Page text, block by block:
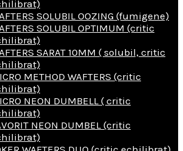
SOLUBIL OOZING (fumigene)
SOLUBIL OPTIMUM (critic
SARAT 10MM ( solubil, critic
METHOD WAFTERS (critic
NEON DUMBELL ( critic
NEON DUMBEL (critic